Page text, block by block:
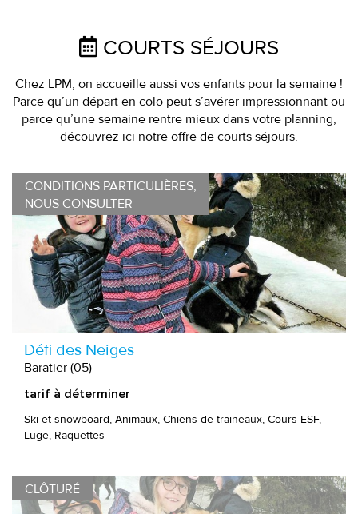
COURTS SÉJOURS
Chez LPM, on accueille aussi vos enfants pour la semaine !
Parce qu’un départ en colo peut s’avérer impressionnant ou
parce qu’une semaine rentre mieux dans votre planning,
découvrez ici notre offre de courts séjours.
CONDITIONS PARTICULIÈRES,
NOUS CONSULTER
Défi des Neiges
Baratier (05)
tarif à déterminer
Ski et snowboard, Animaux, Chiens de traineaux, Cours ESF,
Luge, Raquettes
CLÔTURÉ